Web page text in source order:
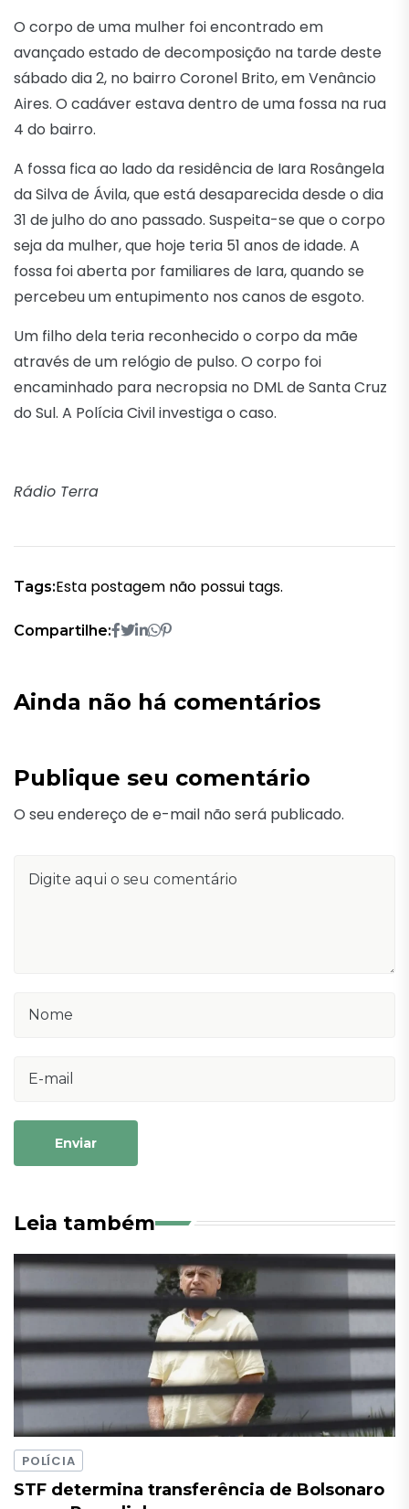
O corpo de uma mulher foi encontrado em
avançado estado de decomposição na tarde deste
sábado dia 2, no bairro Coronel Brito, em Venâncio
Aires. O cadáver estava dentro de uma fossa na rua
4 do bairro.
A fossa fica ao lado da residência de Iara Rosângela
da Silva de Ávila, que está desaparecida desde o dia
31 de julho do ano passado. Suspeita-se que o corpo
seja da mulher, que hoje teria 51 anos de idade. A
fossa foi aberta por familiares de Iara, quando se
percebeu um entupimento nos canos de esgoto.
Um filho dela teria reconhecido o corpo da mãe
através de um relógio de pulso. O corpo foi
encaminhado para necropsia no DML de Santa Cruz
do Sul. A Polícia Civil investiga o caso.
Rádio Terra
Tags:Esta postagem não possui tags.
Compartilhe:
Ainda não há comentários
Publique seu comentário
O seu endereço de e-mail não será publicado.
Enviar
Leia também
POLÍCIA
STF determina transferência de Bolsonaro